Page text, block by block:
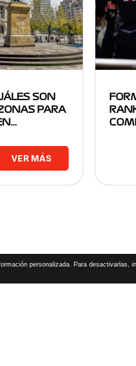
SON
PARA
VER MÁS
personalizada. Para